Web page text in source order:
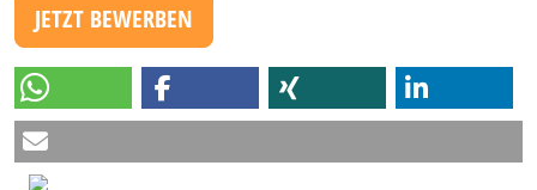
JETZT BEWERBEN